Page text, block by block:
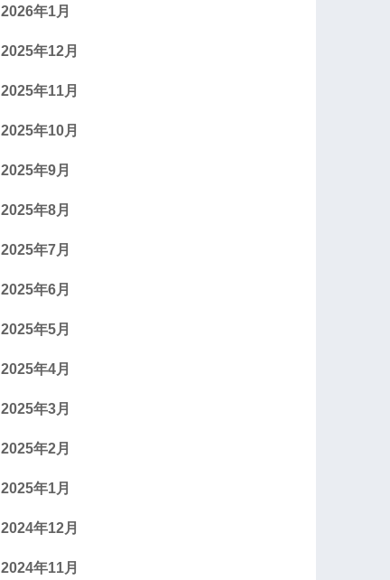
2026年1月
2025年12月
2025年11月
2025年10月
2025年9月
2025年8月
2025年7月
2025年6月
2025年5月
2025年4月
2025年3月
2025年2月
2025年1月
2024年12月
2024年11月